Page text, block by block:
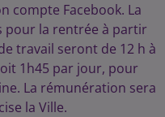
compte Facebook. La
pour la rentrée à partir
travail seront de 12 h à
1h45 par jour, pour
La rémunération sera
la Ville.